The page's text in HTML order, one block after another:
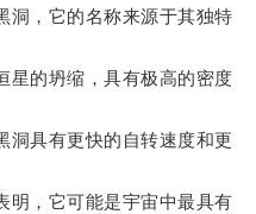
，它的名称来源于其独特
的坍缩，具有极高的密度
具有更快的自转速度和更
，它可能是宇宙中最具有